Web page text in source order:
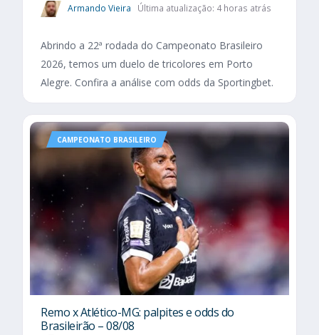
Armando Vieira Última atualização: 4 horas atrás
Abrindo a 22ª rodada do Campeonato Brasileiro
2026, temos um duelo de tricolores em Porto
Alegre. Confira a análise com odds da Sportingbet.
CAMPEONATO BRASILEIRO
Remo x Atlético-MG: palpites e odds do
Brasileirão – 08/08